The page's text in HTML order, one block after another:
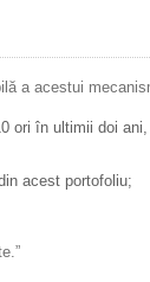
a acestui
ori în ultimii doi ani,
acest portofoliu;